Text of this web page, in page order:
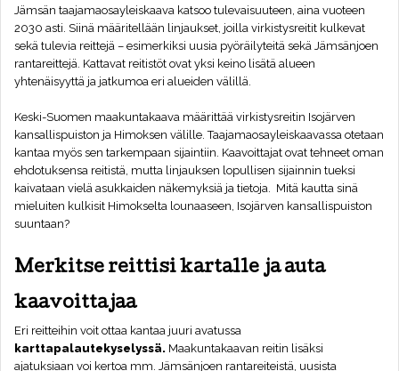
Jämsän taajamaosayleiskaava katsoo tulevaisuuteen, aina vuoteen
2030 asti. Siinä määritellään linjaukset, joilla virkistysreitit kulkevat
sekä tulevia reittejä – esimerkiksi uusia pyöräilyteitä sekä Jämsänjoen
rantareittejä. Kattavat reitistöt ovat yksi keino lisätä alueen
yhtenäisyyttä ja jatkumoa eri alueiden välillä.
Keski-Suomen maakuntakaava määrittää virkistysreitin Isojärven
kansallispuiston ja Himoksen välille. Taajamaosayleiskaavassa otetaan
kantaa myös sen tarkempaan sijaintiin. Kaavoittajat ovat tehneet oman
ehdotuksensa reitistä, mutta linjauksen lopullisen sijainnin tueksi
kaivataan vielä asukkaiden näkemyksiä ja tietoja. Mitä kautta sinä
mieluiten kulkisit Himokselta lounaaseen, Isojärven kansallispuiston
suuntaan?
Merkitse reittisi kartalle ja auta
kaavoittajaa
Eri reitteihin voit ottaa kantaa juuri avatussa
karttapalautekyselyssä. Maakuntakaavan reitin lisäksi
ajatuksiaan voi kertoa mm. Jämsänjoen rantareiteistä, uusista